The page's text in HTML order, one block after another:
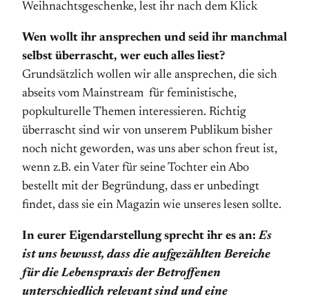
Weihnachtsgeschenke, lest ihr nach dem Klick
Wen wollt ihr ansprechen und seid ihr manchmal
selbst überrascht, wer euch alles liest?
Grundsätzlich wollen wir alle ansprechen, die sich
abseits vom Mainstream für feministische,
popkulturelle Themen interessieren. Richtig
überrascht sind wir von unserem Publikum bisher
noch nicht geworden, was uns aber schon freut ist,
wenn z.B. ein Vater für seine Tochter ein Abo
bestellt mit der Begründung, dass er unbedingt
findet, dass sie ein Magazin wie unseres lesen sollte.
In eurer Eigendarstellung sprecht ihr es an:Es
ist uns bewusst, dass die aufgezählten Bereiche
für die Lebenspraxis der Betroffenen
unterschiedlich relevant sind und eine